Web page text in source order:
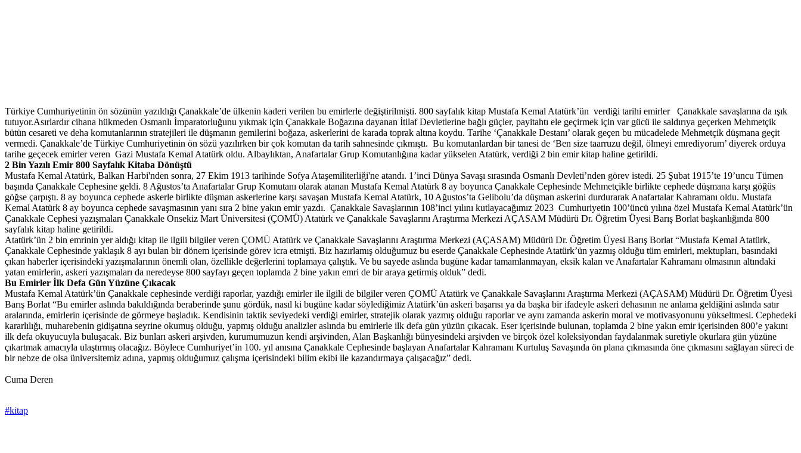
Türkiye Cumhuriyetinin ön sözünün yazıldığı Çanakkale’de ülkenin kaderi verilen bu emirlerle değiştirilmişti. 800 sayfalık kitap Mustafa Kemal Atatürk’ün verdiği tarihi emirler Çanakkale savaşlarına da ışık
tutuyor.Asırlardır cihana hükmeden Osmanlı İmparatorluğunu yıkmak için Çanakkale Boğazına dayanan İtilaf Devletlerine bağlı güçler, payitahtı ele geçirmek için var gücü ile saldırıya geçerken Mehmetçik
bütün cesareti ve deha komutanlarının stratejileri ile düşmanın gemilerini boğaza, askerlerini de karada toprak altına koydu. Tarihe ‘Çanakkale Destanı’ olarak geçen bu mücadelede Mehmetçik düşmana geçit
vermedi. Çanakkale’de Türkiye Cumhuriyetinin ön sözü yazılırken bir çok komutan da tarih sahnesinde çıkmıştı. Bu komutanlardan bir tanesi de ‘Ben size taarruzu değil, ölmeyi emrediyorum’ diyerek orduya
tarihe geçecek emirler veren Gazi Mustafa Kemal Atatürk oldu. Albaylıktan, Anafartalar Grup Komutanlığına kadar yükselen Atatürk, verdiği 2 bin emir kitap haline getirildi.
2 Bin Yazılı Emir 800 Sayfalık Kitaba Dönüştü
Mustafa Kemal Atatürk, Balkan Harbi'nden sonra, 27 Ekim 1913 tarihinde Sofya Ataşemiliterliği'ne atandı. 1’inci Dünya Savaşı sırasında Osmanlı Devleti’nden görev istedi. 25 Şubat 1915’te 19’uncu Tümen
başında Çanakkale Cephesine geldi. 8 Ağustos’ta Anafartalar Grup Komutanı olarak atanan Mustafa Kemal Atatürk 8 ay boyunca Çanakkale Cephesinde Mehmetçikle birlikte cephede düşmana karşı göğüs
göğse çarpıştı. 8 ay boyunca cephede askerle birlikte düşman askerlerine karşı savaşan Mustafa Kemal Atatürk, 10 Ağustos’ta Gelibolu’da düşman askerini durdurarak Anafartalar Kahramanı oldu. Mustafa
Kemal Atatürk 8 ay boyunca cephede savaşmasının yanı sıra 2 bine yakın emir yazdı. Çanakkale Savaşlarının 108’inci yılını kutlayacağımız 2023 Cumhuriyetin 100’üncü yılına özel Mustafa Kemal Atatürk’ün
Çanakkale Cephesi yazışmaları Çanakkale Onsekiz Mart Üniversitesi (ÇOMÜ) Atatürk ve Çanakkale Savaşlarını Araştırma Merkezi AÇASAM Müdürü Dr. Öğretim Üyesi Barış Borlat başkanlığında 800
sayfalık kitap haline getirildi.
Atatürk’ün 2 bin emrinin yer aldığı kitap ile ilgili bilgiler veren ÇOMÜ Atatürk ve Çanakkale Savaşlarını Araştırma Merkezi (AÇASAM) Müdürü Dr. Öğretim Üyesi Barış Borlat “Mustafa Kemal Atatürk,
Çanakkale Cephesinde yaklaşık 8 ayı bulan bir dönem içerisinde görev icra etmişti. Biz hazırlamış olduğumuz bu eserde Çanakkale Cephesinde Atatürk’ün yazmış olduğu tüm emirleri, mektupları, basındaki
çıkan haberler içerisindeki yazışmalarının önemli olan, özellikle değerlerini toplamaya çalıştık. Ve bu sayede aslında bugüne kadar tamamlanmayan, eksik kalan ve Anafartalar Kahramanı olmasının altındaki
yatan emirlerin, askeri yazışmaları da neredeyse 800 sayfayı geçen toplamda 2 bine yakın emri de bir araya getirmiş olduk” dedi.
Bu Emirler İlk Defa Gün Yüzüne Çıkacak
Mustafa Kemal Atatürk’ün Çanakkale cephesinde verdiği raporlar, yazdığı emirler ile ilgili de bilgiler veren ÇOMÜ Atatürk ve Çanakkale Savaşlarını Araştırma Merkezi (AÇASAM) Müdürü Dr. Öğretim Üyesi
Barış Borlat “Bu emirler aslında bakıldığında beraberinde şunu gördük, nasıl ki bugüne kadar söylediğimiz Atatürk’ün askeri başarısı ya da başka bir ifadeyle askeri dehasının ne anlama geldiğini aslında satır
aralarında, emirlerin içerisinde de görmeye başladık. Kendisinin taktik seviyedeki verdiği emirler, stratejik olarak yazmış olduğu raporlar ve aynı zamanda askerin moral ve motivasyonunu yükseltmesi. Cephedeki
kararlılığı, muharebenin gidişatına seyrine okumuş olduğu, yapmış olduğu analizler aslında bu emirlerle ilk defa gün yüzün çıkacak. Eser içerisinde bulunan, toplamda 2 bine yakın emir içerisinden 800’e yakını
ilk defa okuyucuyla buluşacak. Biz bunları askeri arşivden, kurumumuzun kendi arşivinden, Alan Başkanlığı bünyesindeki arşivden ve birçok özel koleksiyondan faydalanmak suretiyle okurlara gün yüzüne
çıkartmak amacıyla ulaştırmış olacağız. Böylece Cumhuriyet’in 100. yıl anısına Çanakkale Cephesinde başlayan Anafartalar Kahramanı Kurtuluş Savaşında ön plana çıkmasında öne çıkmasını sağlayan süreci de
bir nebze de olsa üniversitemiz adına, yapmış olduğumuz çalışma içerisindeki bilim ekibi ile kazandırmaya çalışacağız” dedi.
Cuma Deren
#kitap